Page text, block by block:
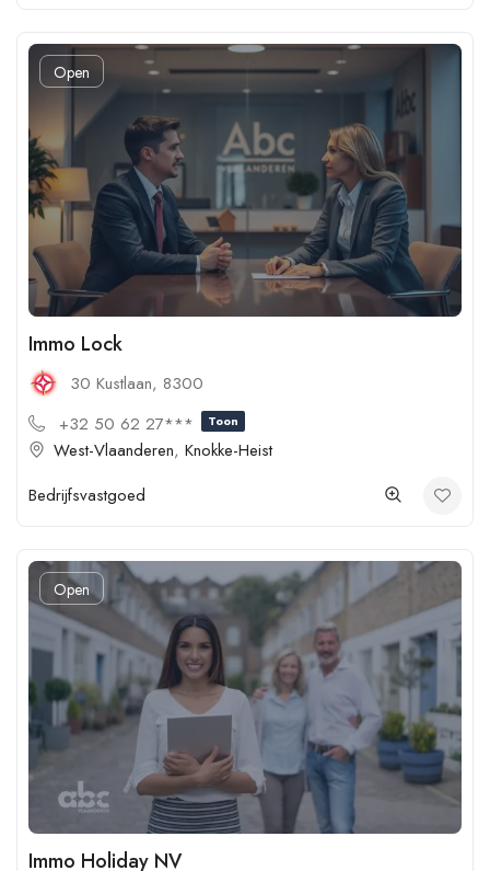
Open
Immo Lock
30 Kustlaan, 8300
+32 50 62 27***
Toon
West-Vlaanderen, Knokke-Heist
Bedrijfsvastgoed
Open
Immo Holiday NV